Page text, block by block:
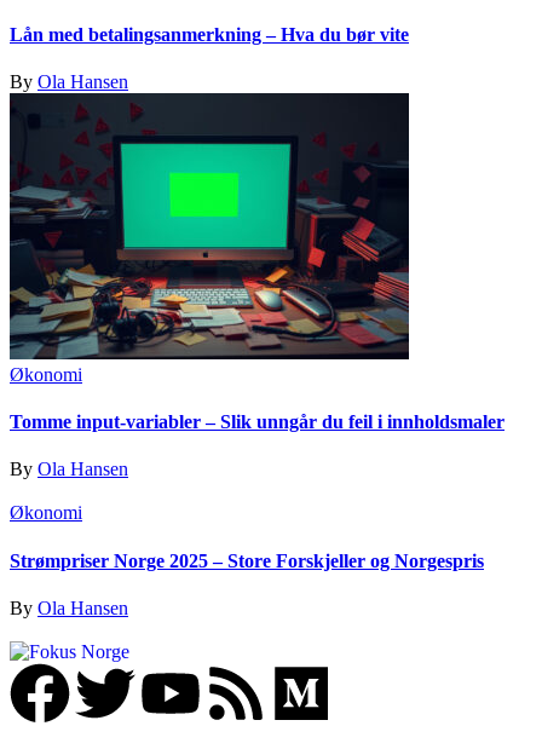
Lån med betalingsanmerkning – Hva du bør vite
By Ola Hansen
Økonomi
Tomme input-variabler – Slik unngår du feil i innholdsmaler
By Ola Hansen
Økonomi
Strømpriser Norge 2025 – Store Forskjeller og Norgespris
By Ola Hansen